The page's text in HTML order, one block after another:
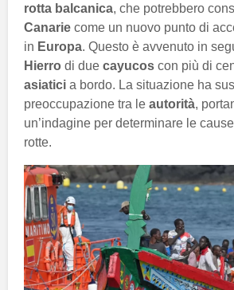
rotta balcanica, che potrebbero
Canarie come un nuovo punto di
in Europa. Questo è avvenuto in
Hierro di due cayucos con più di
asiatici a bordo. La situazione ha
preoccupazione tra le autorità,
un’indagine per determinare le
rotte.